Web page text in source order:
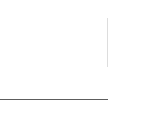
볼, 눈주위 움푹 꺼짐
얼굴 한쪽의 반점